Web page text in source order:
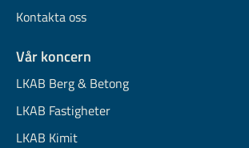
Kontakta oss
Vår koncern
LKAB Berg & Betong
LKAB Fastigheter
LKAB Kimit